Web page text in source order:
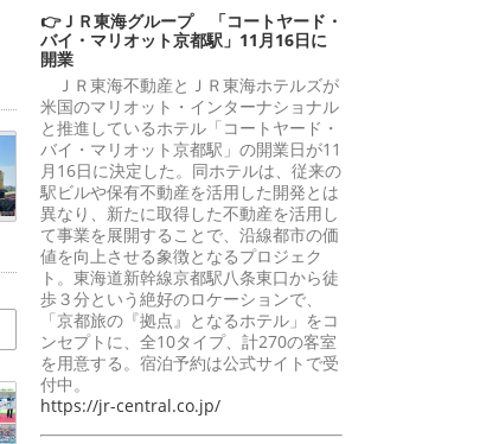
👉ＪＲ東海グループ 「コートヤード・
バイ・マリオット京都駅」11月16日に
開業
ＪＲ東海不動産とＪＲ東海ホテルズが
米国のマリオット・インターナショナル
と推進しているホテル「コートヤード・
バイ・マリオット京都駅」の開業日が11
月16日に決定した。同ホテルは、従来の
駅ビルや保有不動産を活用した開発とは
異なり、新たに取得した不動産を活用し
て事業を展開することで、沿線都市の価
値を向上させる象徴となるプロジェク
ト。東海道新幹線京都駅八条東口から徒
歩３分という絶好のロケーションで、
「京都旅の『拠点』となるホテル」をコ
ンセプトに、全10タイプ、計270の客室
を用意する。宿泊予約は公式サイトで受
付中。
https://jr-central.co.jp/